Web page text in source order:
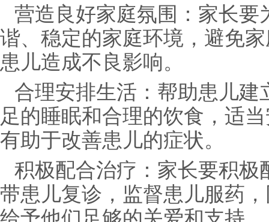
营造良好家庭氛围：家长要
谐、稳定的家庭环境，避免
患儿造成不良影响。
合理安排生活：帮助患儿
足的睡眠和合理的饮食，适
有助于改善患儿的症状。
积极配合治疗：家长要积
带患儿复诊，监督患儿服药